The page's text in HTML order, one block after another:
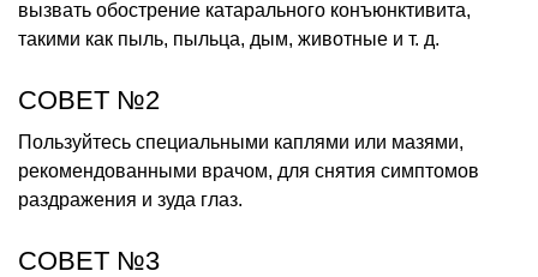
вызвать обострение катарального конъюнктивита,
такими как пыль, пыльца, дым, животные и т. д.
СОВЕТ №2
Пользуйтесь специальными каплями или мазями,
рекомендованными врачом, для снятия симптомов
раздражения и зуда глаз.
СОВЕТ №3